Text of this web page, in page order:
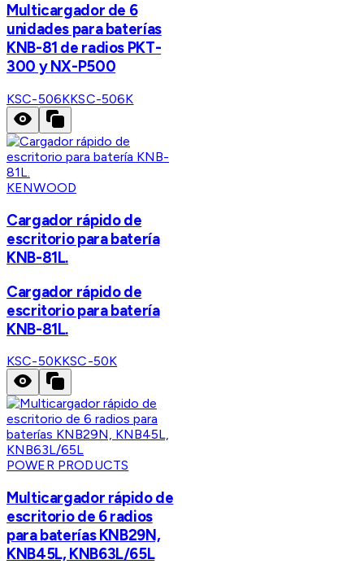
Multicargador de 6
unidades para baterías
KNB-81 de radios PKT-
300 y NX-P500
KSC-506KKSC-506K
KENWOOD
Cargador rápido de
escritorio para batería
KNB-81L.
Cargador rápido de
escritorio para batería
KNB-81L.
KSC-50KKSC-50K
POWER PRODUCTS
Multicargador rápido de
escritorio de 6 radios
para baterías KNB29N,
KNB45L, KNB63L/65L